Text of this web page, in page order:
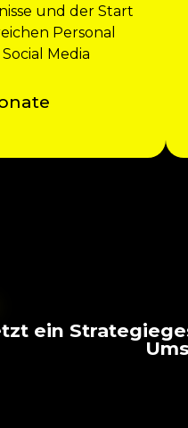
und der Start
Personal
Media
ein